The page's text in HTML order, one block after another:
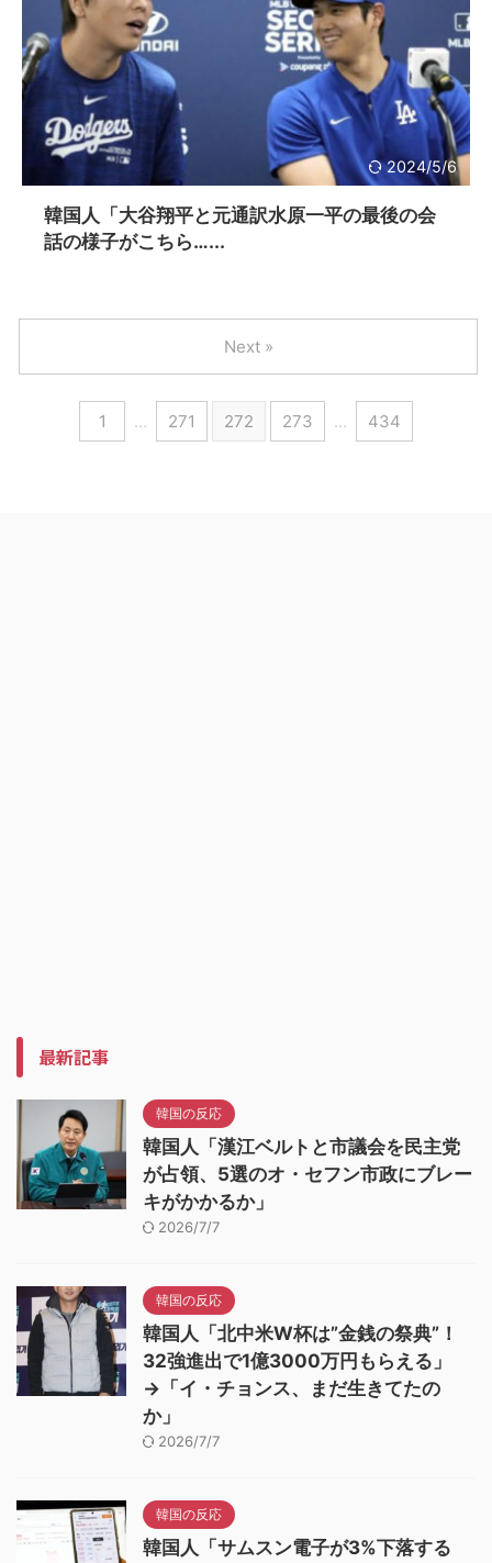
2024/5/6
韓国人「大谷翔平と元通訳水原一平の最後の会
話の様子がこちら…...
1 … 271 272 273 … 434
Next »
最新記事
韓国の反応
韓国人「漢江ベルトと市議会を民主党
が占領、5選のオ・セフン市政にブレー
キがかかるか」
2026/7/7
韓国の反応
韓国人「北中米W杯は”金銭の祭典”！
32強進出で1億3000万円もらえる」
→「イ・チョンス、まだ生きてたの
か」
2026/7/7
韓国の反応
韓国人「サムスン電子が3%下落する